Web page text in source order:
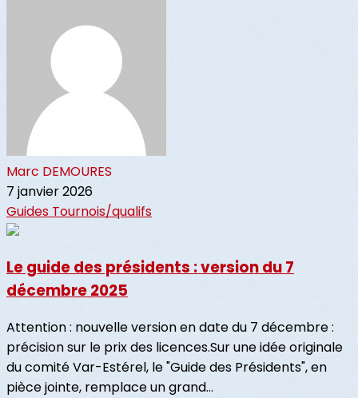
Marc DEMOURES
7 janvier 2026
Guides Tournois/qualifs
Le guide des présidents : version du 7
décembre 2025
Attention : nouvelle version en date du 7 décembre :
précision sur le prix des licences.Sur une idée originale
du comité Var-Estérel, le "Guide des Présidents", en
pièce jointe, remplace un grand...